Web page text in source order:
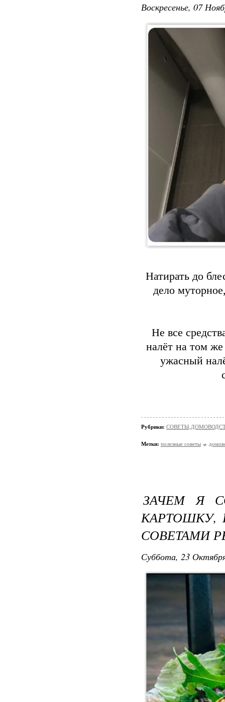
Воскресенье, 07
Натирать до
дело
Не все
налёт на том
ужасный
Рубрики:
Метки: полезные советы
ЗАЧЕМ Я
КАРТОШКУ,
СОВЕТАМИ
Суббота, 23